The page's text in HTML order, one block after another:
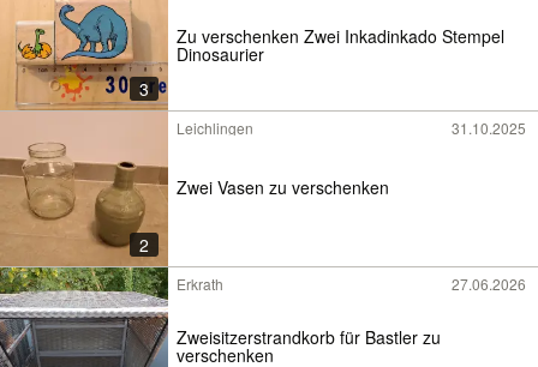
3
Zu verschenken Zwei Inkadinkado Stempel
Dinosaurier
2
Leichlingen 31.10.2025
Zwei Vasen zu verschenken
Erkrath 27.06.2026
Zweisitzerstrandkorb für Bastler zu
verschenken